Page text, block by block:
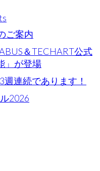
ご案内
＆TECHART公式
」が登場
連続であります！
2026